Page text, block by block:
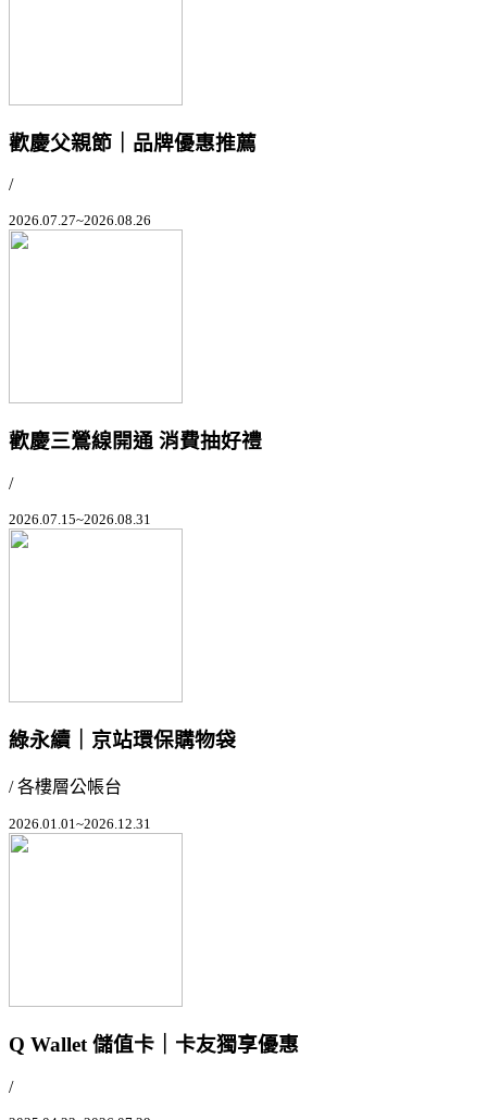
歡慶父親節｜品牌優惠推薦
/
2026.07.27~2026.08.26
歡慶三鶯線開通 消費抽好禮
/
2026.07.15~2026.08.31
綠永續｜京站環保購物袋
/ 各樓層公帳台
2026.01.01~2026.12.31
Q Wallet 儲值卡｜卡友獨享優惠
/